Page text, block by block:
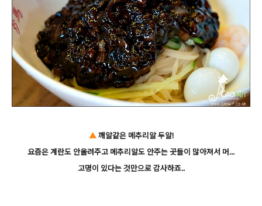
▲깨알같은 메추리알 두알!
요즘은 계란도 안올려주고 메추리알도 안주는 곳들이 많아져서 머...
고명이 있다는 것만으로 감사하죠..